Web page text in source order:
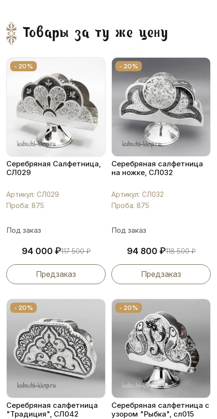
Товары за ту же цену
- 20%
Серебряная Салфетница,
СЛ029
Артикул: СЛ029
Проба: 875
Под заказ
94 000 ₽117 500₽
Предзаказ
- 20%
Серебряная салфетница
на ножке, СЛ032
Артикул: СЛ032
Проба: 875
Под заказ
94 800 ₽118 500₽
Предзаказ
- 20%
Серебряная салфетница
"Традиция", СЛ042
- 20%
Серебряная салфетница с
узором "Рыбка", сл015